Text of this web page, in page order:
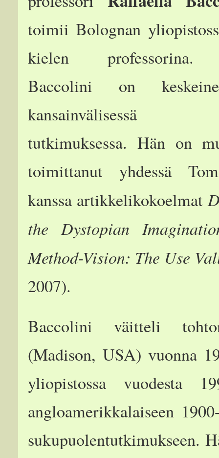
toimii Bolognan
kielen professorina.
Baccolini on
kansainvälisessä
tutkimuksessa. Hän on
toimittanut yhdessä
kanssa artikkelikokoelmat
the Dystopian
Method-Vision: The Use
2007).
Baccolini väitteli
(Madison, USA) vuonna
yliopistossa vuodesta
angloamerikkalaiseen
sukupuolentutkimukseen.